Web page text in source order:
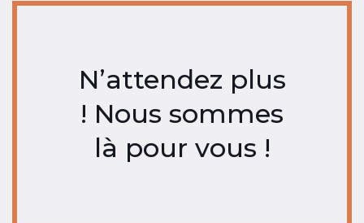
N’attendez plus
! Nous sommes
là pour vous !